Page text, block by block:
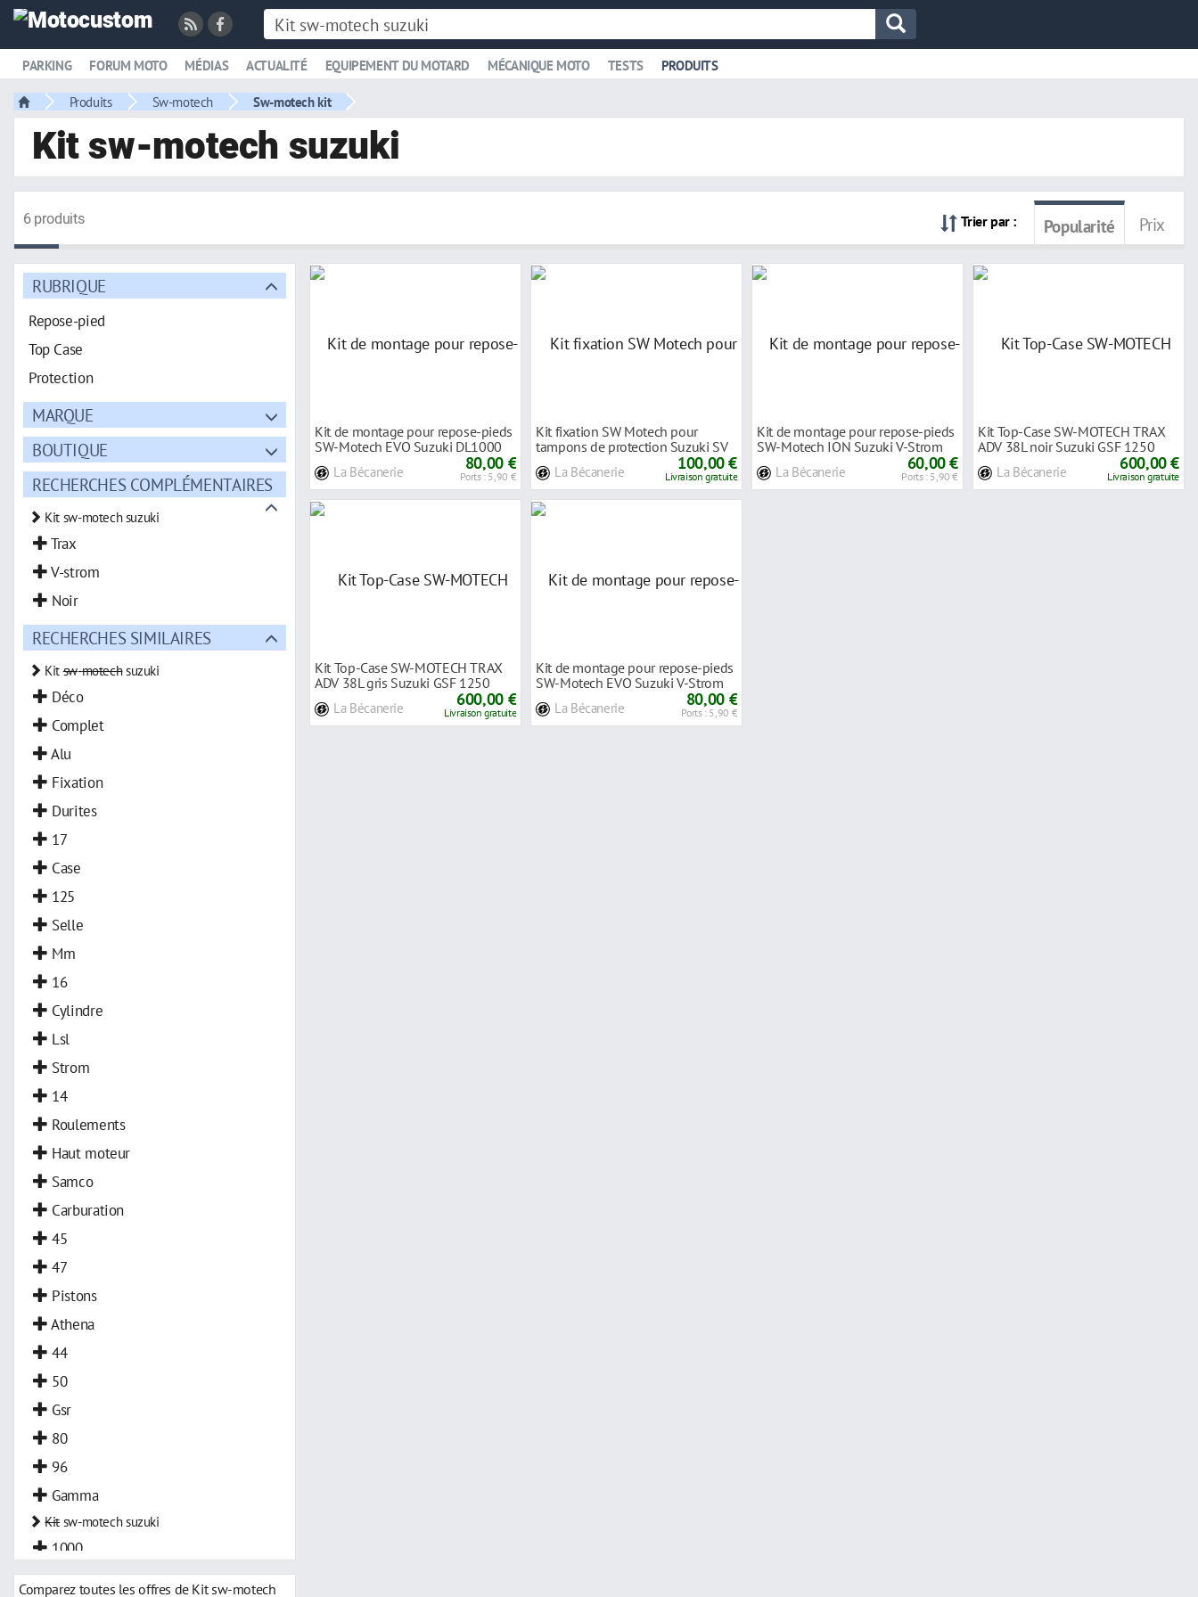
PARKING FORUM MOTO MÉDIAS ACTUALITÉ EQUIPEMENT DU MOTARD MÉCANIQUE MOTO TESTS PRODUITS
Produits Sw-motech Sw-motech kit
Kit sw-motech suzuki
6 produits Trier par : Popularité Prix
RUBRIQUE
Repose-pied
Top Case
Protection
MARQUE
BOUTIQUE
RECHERCHES COMPLÉMENTAIRES
Kit sw-motech suzuki
Trax
V-strom
Noir
RECHERCHES SIMILAIRES
Kitsw-motechsuzuki
Déco
Complet
Alu
Fixation
Durites
17
Case
125
Selle
Mm
16
Cylindre
Lsl
Strom
14
Roulements
Haut moteur
Samco
Carburation
45
47
Pistons
Athena
44
50
Gsr
80
96
Gamma
Kitsw-motech suzuki
1000
Comparez toutes les offres de Kit sw-motech
Kit de montage pour repose-pieds
SW-Motech EVO Suzuki DL1000
La Bécanerie 80,00 €
Ports : 5,90 €
Kit fixation SW Motech pour
tampons de protection Suzuki SV
La Bécanerie 100,00 €
Livraison gratuite
Kit de montage pour repose-pieds
SW-Motech ION Suzuki V-Strom
La Bécanerie 60,00 €
Ports : 5,90 €
Kit Top-Case SW-MOTECH TRAX
ADV 38L noir Suzuki GSF 1250
La Bécanerie 600,00 €
Livraison gratuite
Kit Top-Case SW-MOTECH TRAX
ADV 38L gris Suzuki GSF 1250
La Bécanerie 600,00 €
Livraison gratuite
Kit de montage pour repose-pieds
SW-Motech EVO Suzuki V-Strom
La Bécanerie 80,00 €
Ports : 5,90 €